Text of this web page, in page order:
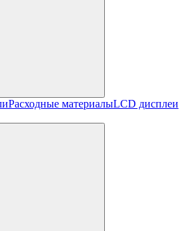
Расходные материалыLCD дисплеи